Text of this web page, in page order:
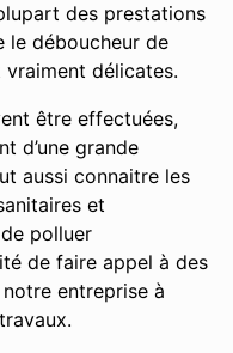
des prestations
le déboucheur de
délicates.
être effectuées,
d’une grande
aussi connaitre les
et
polluer
de faire appel à des
entreprise à